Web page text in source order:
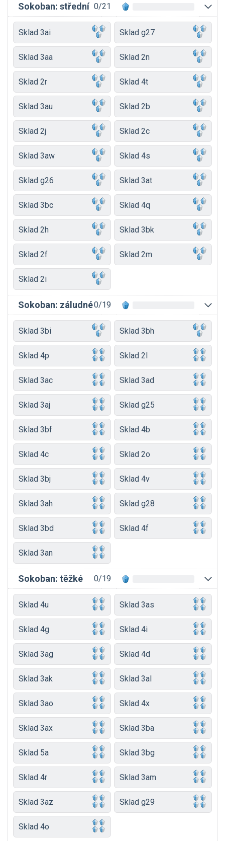
Sokoban: střední 0/21
Sklad 3ai Sklad g27
Sklad 3aa Sklad 2n
Sklad 2r Sklad 4t
Sklad 3au Sklad 2b
Sklad 2j Sklad 2c
Sklad 3aw Sklad 4s
Sklad g26 Sklad 3at
Sklad 3bc Sklad 4q
Sklad 2h Sklad 3bk
Sklad 2f Sklad 2m
Sklad 2i
Sokoban: záludné0/19
Sklad 3bi Sklad 3bh
Sklad 4p Sklad 2l
Sklad 3ac Sklad 3ad
Sklad 3aj Sklad g25
Sklad 3bf Sklad 4b
Sklad 4c Sklad 2o
Sklad 3bj Sklad 4v
Sklad 3ah Sklad g28
Sklad 3bd Sklad 4f
Sklad 3an
Sokoban: těžké 0/19
Sklad 4u Sklad 3as
Sklad 4g Sklad 4i
Sklad 3ag Sklad 4d
Sklad 3ak Sklad 3al
Sklad 3ao Sklad 4x
Sklad 3ax Sklad 3ba
Sklad 5a Sklad 3bg
Sklad 4r Sklad 3am
Sklad 3az Sklad g29
Sklad 4o